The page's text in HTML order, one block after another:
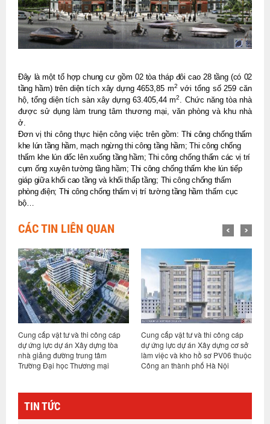
Đây là một tổ hợp chung cư gồm 02 tòa tháp đôi cao 28 tầng (có 02
tầng hầm) trên diện tích xây dựng 4653,85 m2 với tổng số 259 căn
hộ, tổng diện tích sàn xây dựng 63.405,44 m2. Chức năng tòa nhà
được sử dụng làm trung tâm thương mại, văn phòng và khu nhà
ở.
Đơn vị thi công thực hiện công việc trên gồm: Thi công chống thấm
khe lún tầng hầm, mạch ngừng thi công tầng hầm; Thi công chống
thấm khe lún dốc lên xuống tầng hầm; Thi công chống thấm các vị trí
cụm ống xuyên tường tầng hầm; Thi công chống thấm khe lún tiếp
giáp giữa khối cao tầng và khối thấp tầng; Thi công chống thấm
phòng điện; Thi công chống thấm vị trí tường tầng hầm thấm cục
bộ…
CÁC TIN LIÊN QUAN
Cung cấp vật tư và thi công cáp
dự ứng lực dự án Xây dựng cơ sở
làm việc và kho hồ sơ PV06 thuộc
Công an thành phố Hà Nội
Thiết kế, cung cấp vật tư và thi
công cáp dự ứng lực dự án Đầu tư
xây dựng xưởng sản xuất, gia
công các sản phẩm điện chiếu
TIN TỨC